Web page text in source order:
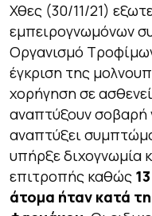
Χθες (30/11/21)
εμπειρογνωμόνων
Οργανισμό
έγκριση της
χορήγηση σε
αναπτύξουν σοβαρή
αναπτύξει
υπήρξε διχογνωμία
επιτροπής καθώς
άτομα ήταν κατά